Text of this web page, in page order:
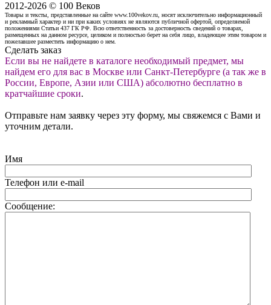
2012-2026 © 100 Веков
Товары и тексты, представленные на сайте www.100vekov.ru, носят исключительно информационный
и рекламный характер и ни при каких условиях не являются публичной офертой, определяемой
положениями Статьи 437 ГК РФ. Всю ответственность за достоверность сведений о товарах,
размещенных на данном ресурсе, целиком и полностью берет на себя лицо, владеющее этим товаром и
пожелавшее разместить информацию о нем.
Сделать заказ
Если вы не найдете в каталоге необходимый предмет, мы
найдем его для вас в Москве или Санкт-Петербурге (а так же в
России, Европе, Азии или США) абсолютно бесплатно в
кратчайшие сроки.
Отправьте нам заявку через эту форму, мы свяжемся с Вами и
уточним детали.
Имя
Телефон или e-mail
Сообщение: